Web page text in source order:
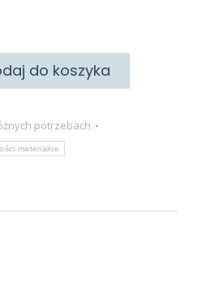
do koszyka
potrzebach
materialne